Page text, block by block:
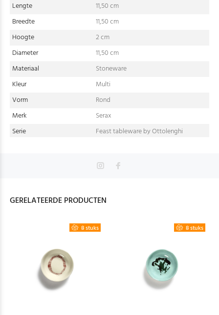
Lengte
11,50 cm
Breedte
11,50 cm
Hoogte
2 cm
Diameter
11,50 cm
Materiaal
Stoneware
Kleur
Multi
Vorm
Rond
Merk
Serax
Serie
Feast tableware by Ottolenghi
GERELATEERDE PRODUCTEN
8 stuks 8 stuks